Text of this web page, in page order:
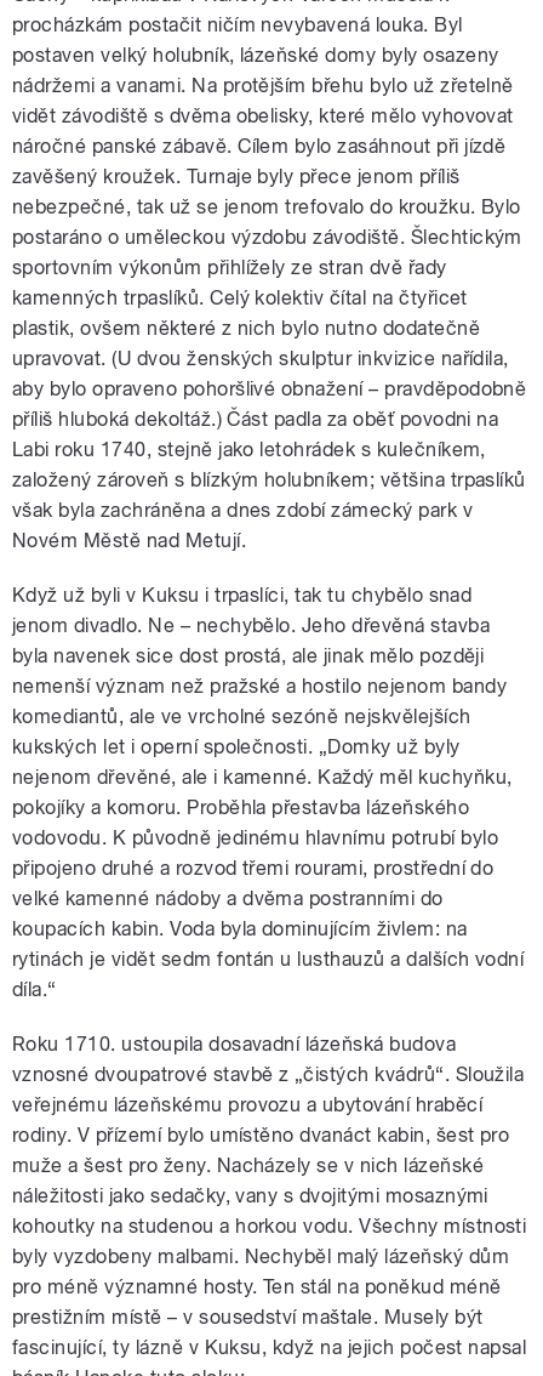
procházkám postačit ničím nevybavená louka. Byl
postaven velký holubník, lázeňské domy byly osazeny
nádržemi a vanami. Na protějším břehu bylo už zřetelně
vidět závodiště s dvěma obelisky, které mělo vyhovovat
náročné panské zábavě. Cílem bylo zasáhnout při jízdě
zavěšený kroužek. Turnaje byly přece jenom příliš
nebezpečné, tak už se jenom trefovalo do kroužku. Bylo
postaráno o uměleckou výzdobu závodiště. Šlechtickým
sportovním výkonům přihlížely ze stran dvě řady
kamenných trpaslíků. Celý kolektiv čítal na čtyřicet
plastik, ovšem některé z nich bylo nutno dodatečně
upravovat. (U dvou ženských skulptur inkvizice nařídila,
aby bylo opraveno pohoršlivé obnažení – pravděpodobně
příliš hluboká dekoltáž.) Část padla za oběť povodni na
Labi roku 1740, stejně jako letohrádek s kulečníkem,
založený zároveň s blízkým holubníkem; většina trpaslíků
však byla zachráněna a dnes zdobí zámecký park v
Novém Městě nad Metují.
Když už byli v Kuksu i trpaslíci, tak tu chybělo snad
jenom divadlo. Ne – nechybělo. Jeho dřevěná stavba
byla navenek sice dost prostá, ale jinak mělo později
nemenší význam než pražské a hostilo nejenom bandy
komediantů, ale ve vrcholné sezóně nejskvělejších
kukských let i operní společnosti. „Domky už byly
nejenom dřevěné, ale i kamenné. Každý měl kuchyňku,
pokojíky a komoru. Proběhla přestavba lázeňského
vodovodu. K původně jedinému hlavnímu potrubí bylo
připojeno druhé a rozvod třemi rourami, prostřední do
velké kamenné nádoby a dvěma postranními do
koupacích kabin. Voda byla dominujícím živlem: na
rytinách je vidět sedm fontán u lusthauzů a dalších vodní
díla.“
Roku 1710. ustoupila dosavadní lázeňská budova
vznosné dvoupatrové stavbě z „čistých kvádrů“. Sloužila
veřejnému lázeňskému provozu a ubytování hraběcí
rodiny. V přízemí bylo umístěno dvanáct kabin, šest pro
muže a šest pro ženy. Nacházely se v nich lázeňské
náležitosti jako sedačky, vany s dvojitými mosaznými
kohoutky na studenou a horkou vodu. Všechny místnosti
byly vyzdobeny malbami. Nechyběl malý lázeňský dům
pro méně významné hosty. Ten stál na poněkud méně
prestižním místě – v sousedství maštale. Musely být
fascinující, ty lázně v Kuksu, když na jejich počest napsal